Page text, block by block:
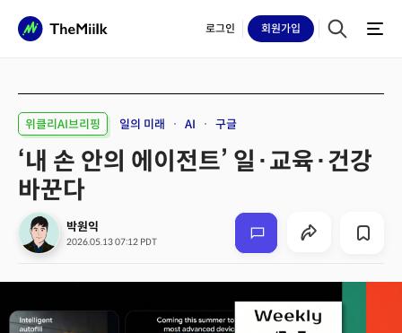
로그인 회원가입
위클리AI브리핑 일의 미래 AI 구글
‘내 손 안의 에이전트’ 일·교육·건강
바꾼다
박원익
2026.05.13 07:12 PDT